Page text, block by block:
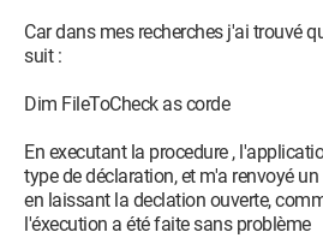
Then
GoTo Pass3:
ElseIf TxtPhoto <>
Then
Kill TxtPhoto
GoTo Pass4:
Car dans mes recherches j'ai trouvé
suit :
Dim FileToCheck as corde
En executant la procedure ,
type de déclaration, et m'a renvoyé
en laissant la declation ouverte,
l'éxecution a été faite sans problème